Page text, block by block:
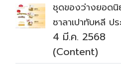
ชุดของว่างยอด
ซาลาเปาทับหลี ป
4 มี.ค. 2568
(Content)